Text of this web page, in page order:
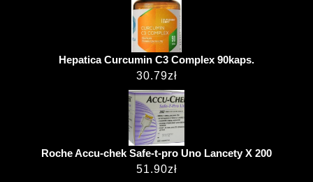
Hepatica Curcumin C3 Complex 90kaps.
30.79zł
Roche Accu-chek Safe-t-pro Uno Lancety X 200
51.90zł